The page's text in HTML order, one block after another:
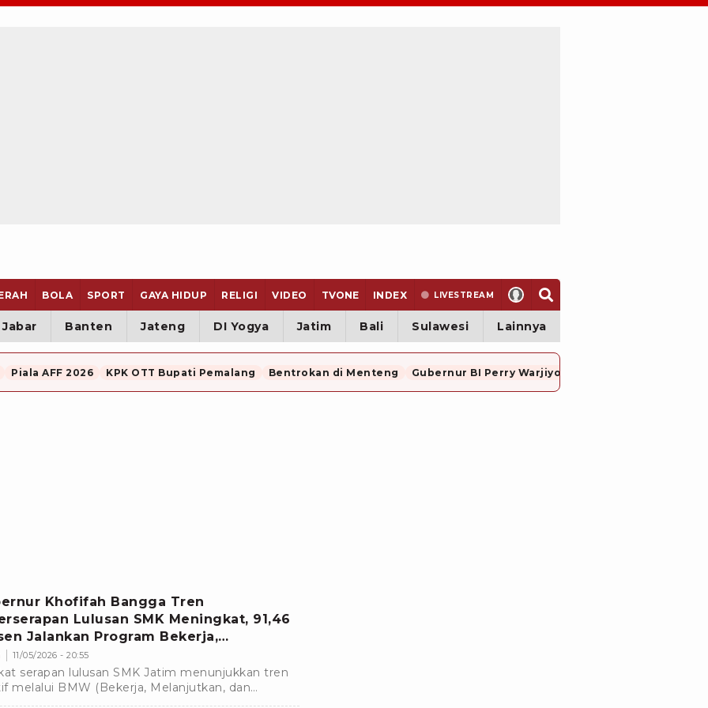
BOLA SPORT GAYA HIDUP RELIGI VIDEO TVONE INDEX LIVESTREAM
Jabar Banten Jateng DI Yogya Jatim Bali Sulawesi Lainnya
Piala AFF 2026 KPK OTT Bupati Pemalang Bentrokan di Menteng Gubernur BI Perry Warjiyo Mundur
Khofifah Bangga Tren
Lulusan SMK Meningkat, 91,46
Jalankan Program Bekerja,
dan Wirausaha
11/05/2026 - 20:55
serapan lulusan SMK Jatim menunjukkan tren
melalui BMW (Bekerja, Melanjutkan, dan